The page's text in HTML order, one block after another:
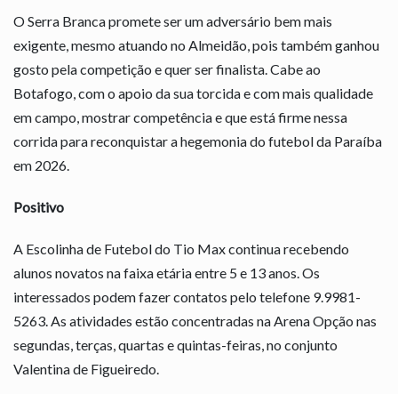
O Serra Branca promete ser um adversário bem mais
exigente, mesmo atuando no Almeidão, pois também ganhou
gosto pela competição e quer ser finalista. Cabe ao
Botafogo, com o apoio da sua torcida e com mais qualidade
em campo, mostrar competência e que está firme nessa
corrida para reconquistar a hegemonia do futebol da Paraíba
em 2026.
Positivo
A Escolinha de Futebol do Tio Max continua recebendo
alunos novatos na faixa etária entre 5 e 13 anos. Os
interessados podem fazer contatos pelo telefone 9.9981-
5263. As atividades estão concentradas na Arena Opção nas
segundas, terças, quartas e quintas-feiras, no conjunto
Valentina de Figueiredo.